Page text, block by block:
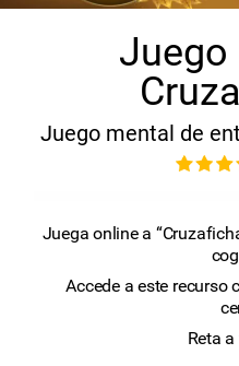
Juego
Juego mental de
Juega online a
Accede a este recurso
Reta